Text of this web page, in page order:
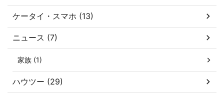
ケータイ・スマホ (13)
ニュース (7)
家族 (1)
ハウツー (29)